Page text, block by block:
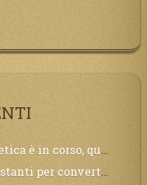
out non tarderà ad arrivare e tutta la Terra sarà oscurata.
all’improvviso e per chi non si sarà preparato saranno dolori.